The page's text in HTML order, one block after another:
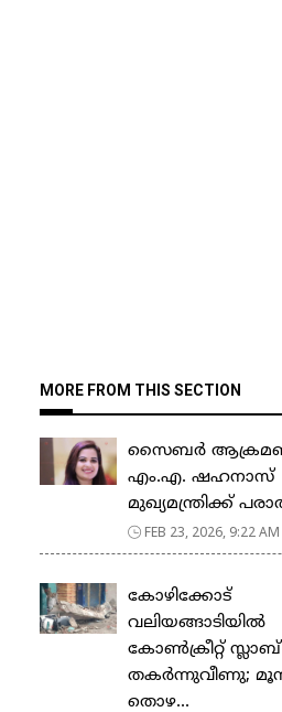
MORE FROM THIS SECTION
സൈബർ
എം.എ. ഷഹനാസ്
മുഖ്യമന്ത്രിക്ക്
FEB 23, 2026, 9:22
കോഴിക്കോട്
വലിയങ്ങാടിയിൽ
കോൺക്രീറ്റ് സ്ലാബ്
തകർന്നുവീണു;
തൊഴ...